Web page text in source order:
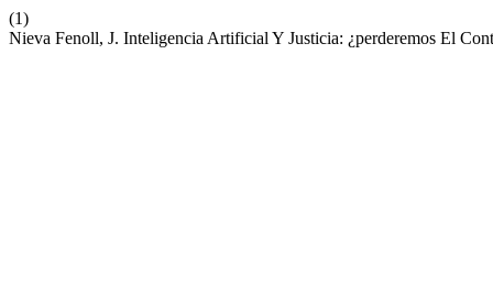
(1)
Nieva Fenoll, J. Inteligencia Artificial Y Justicia: ¿perderemos El